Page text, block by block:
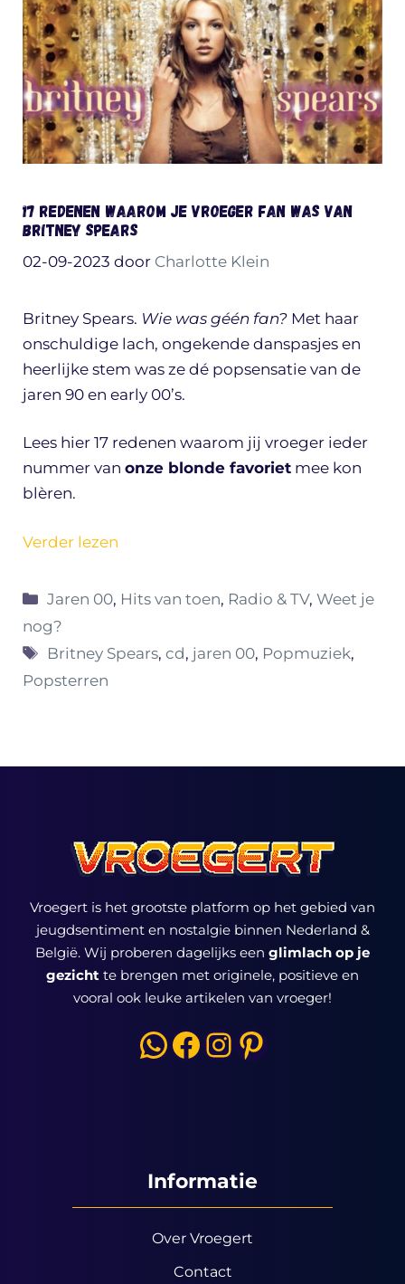
17 redenen waarom je vroeger fan was van
Britney Spears
02-09-2023 door Charlotte Klein
Britney Spears. Wie was géén fan? Met haar
onschuldige lach, ongekende danspasjes en
heerlijke stem was ze dé popsensatie van de
jaren 90 en early 00’s.
Lees hier 17 redenen waarom jij vroeger ieder
nummer van onze blonde favoriet mee kon
blèren.
Verder lezen
Categorieën
Jaren 00, Hits van toen, Radio & TV,Weet je
nog?
Tags
Britney Spears,cd, jaren 00, Popmuziek,
Popsterren
Vroegert is het grootste platform op het gebied van
jeugdsentiment en nostalgie binnen Nederland &
België. Wij proberen dagelijks een glimlach op je
gezicht te brengen met originele, positieve en
vooral ook leuke artikelen van vroeger!
WhatsApp
Facebook
Instagram
Pinterest
Informatie
Over Vroegert
Contact